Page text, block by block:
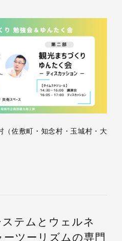
佐敷町・知念村・玉城村・大
テムとウェルネ
ツーリズムの専門